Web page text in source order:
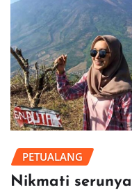
PETUALANG
Nikmati